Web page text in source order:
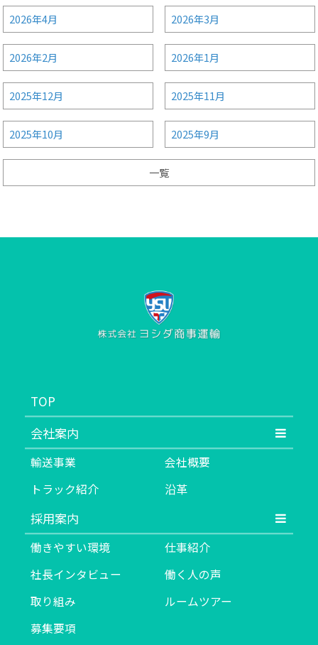
2026年4月 2026年3月
2026年2月 2026年1月
2025年12月 2025年11月
2025年10月 2025年9月
一覧
TOP
会社案内
輸送事業
会社概要
トラック紹介
沿革
採用案内
働きやすい環境
仕事紹介
社長インタビュー
働く人の声
取り組み
ルームツアー
募集要項